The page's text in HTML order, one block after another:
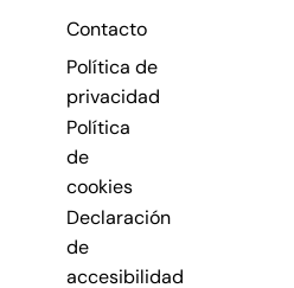
Contacto
Política de
privacidad
Política
de
cookies
Declaración
de
accesibilidad